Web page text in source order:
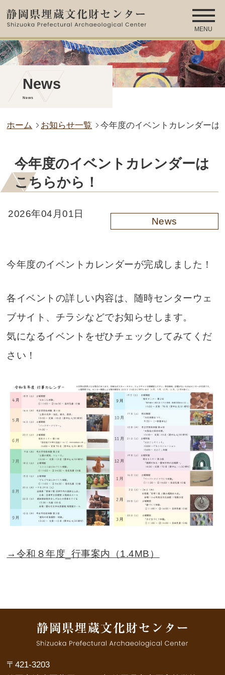
MENU
News
News
ホーム お知らせ一覧 今年度のイベントカレンダーは
今年度のイベントカレンダーは
こちらから！
2026年04月01日
News
今年度のイベントカレンダーが完成しました！
各イベントの詳しい内容は、随時センターウェ
ブサイト、チラシなどでお知らせします。
気になるイベントをぜひチェックしてみてくだ
さい！
→令和８年度_行事案内（1.4MB）
〒421-3203